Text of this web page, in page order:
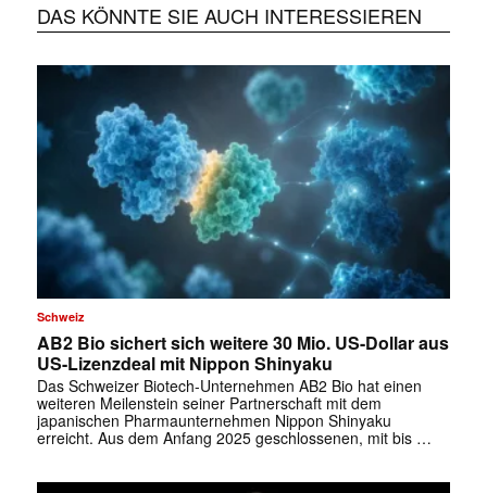
DAS KÖNNTE SIE AUCH INTERESSIEREN
Schweiz
AB2 Bio sichert sich weitere 30 Mio. US-Dollar aus
US-Lizenzdeal mit Nippon Shinyaku
Das Schweizer Biotech-Unternehmen AB2 Bio hat einen
weiteren Meilenstein seiner Partnerschaft mit dem
japanischen Pharmaunternehmen Nippon Shinyaku
erreicht. Aus dem Anfang 2025 geschlossenen, mit bis …